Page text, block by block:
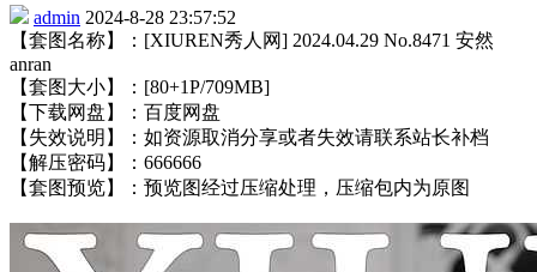
admin 2024-8-28 23:57:52
【套图名称】：[XIUREN秀人网] 2024.04.29 No.8471 安然
anran
【套图大小】：[80+1P/709MB]
【下载网盘】：百度网盘
【失效说明】：如资源取消分享或者失效请联系站长补档
【解压密码】：666666
【套图预览】：预览图经过压缩处理，压缩包内为原图